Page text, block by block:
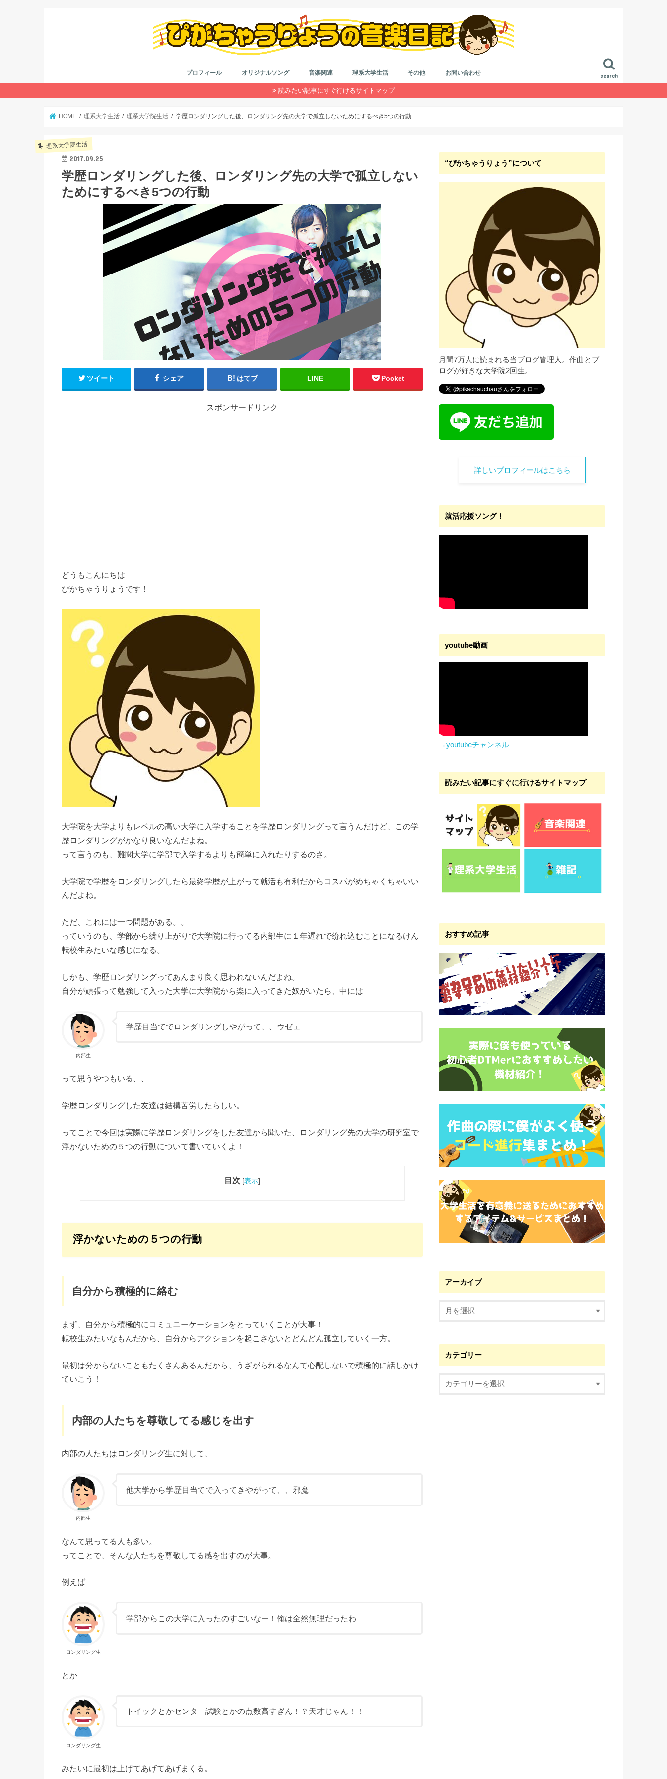
search
プロフィール オリジナルソング 音楽関連
作詞＆作曲
音楽系なんやかんや
カラオケ
はもり
理系大学生活
理系大学院生活
大学生活
インドネシア留学
就活
浪人生活
その他 お問い合わせ
読みたい記事にすぐ行けるサイトマップ
HOME 理系大学生活 理系大学院生活 学歴ロンダリングした後、ロンダリング先の大学で孤立しないためにするべき5つの行動
理系大学院生活
2017.09.25
学歴ロンダリングした後、ロンダリング先の大学で孤立しない
ためにするべき5つの行動
ツイート シェア はてブ LINE Pocket
スポンサードリンク
どうもこんにちは
ぴかちゃうりょうです！
大学院を大学よりもレベルの高い大学に入学することを学歴ロンダリングって言うんだけど、この学
歴ロンダリングがかなり良いなんだよね。
って言うのも、難関大学に学部で入学するよりも簡単に入れたりするのさ。
大学院で学歴をロンダリングしたら最終学歴が上がって就活も有利だからコスパがめちゃくちゃいい
んだよね。
ただ、これには一つ問題がある。。
っていうのも、学部から繰り上がりで大学院に行ってる内部生に１年遅れで紛れ込むことになるけん
転校生みたいな感じになる。
しかも、学歴ロンダリングってあんまり良く思われないんだよね。
自分が頑張って勉強して入った大学に大学院から楽に入ってきた奴がいたら、中には
内部生
学歴目当てでロンダリングしやがって、、ウゼェ
って思うやつもいる、、
学歴ロンダリングした友達は結構苦労したらしい。
ってことで今回は実際に学歴ロンダリングをした友達から聞いた、ロンダリング先の大学の研究室で
浮かないための５つの行動について書いていくよ！
目次 [表示]
浮かないための５つの行動
自分から積極的に絡む
まず、自分から積極的にコミュニーケーションをとっていくことが大事！
転校生みたいなもんだから、自分からアクションを起こさないとどんどん孤立していく一方。
最初は分からないこともたくさんあるんだから、うざがられるなんて心配しないで積極的に話しかけ
ていこう！
内部の人たちを尊敬してる感じを出す
内部の人たちはロンダリング生に対して、
内部生
他大学から学歴目当てで入ってきやがって、、邪魔
なんて思ってる人も多い。
ってことで、そんな人たちを尊敬してる感を出すのが大事。
例えば
ロンダリング生
学部からこの大学に入ったのすごいなー！俺は全然無理だったわ
とか
ロンダリング生
トイックとかセンター試験とかの点数高すぎん！？天才じゃん！！
みたいに最初は上げてあげてあげまくる。
“ぴかちゃうりょう”について
月間7万人に読まれる当ブログ管理人。作曲とブ
ログが好きな大学院2回生。
詳しいプロフィールはこちら
就活応援ソング！
youtube動画
→youtubeチャンネル
読みたい記事にすぐに行けるサイトマップ
おすすめ記事
アーカイブ
カテゴリー